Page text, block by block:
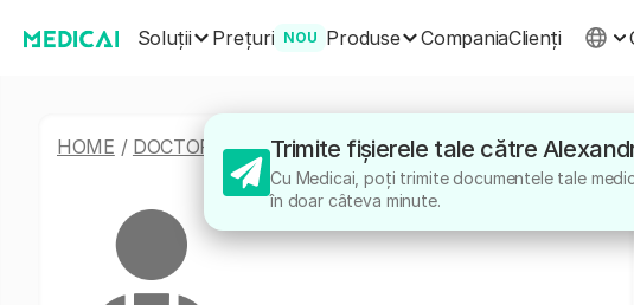
Soluții Prețuri NOU Produse CompaniaClienți
HOME / DOCTORI /ALEXANDRU IOSIF
Trimite fișierele tale către
Cu Medicai, poți trimite documentele tale
în doar câteva minute.